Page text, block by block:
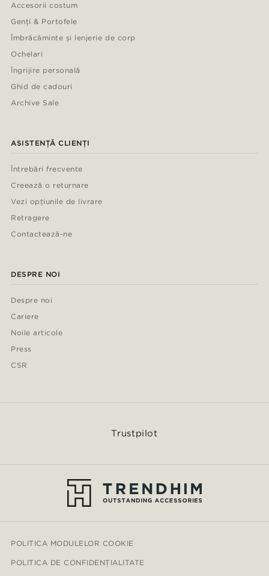
Accesorii costum
Genți & Portofele
Îmbrăcăminte și lenjerie de corp
Ochelari
Îngrijire personală
Ghid de cadouri
Archive Sale
ASISTENȚĂ CLIENȚI
Întrebări frecvente
Creează o returnare
Vezi opțiunile de livrare
Retragere
Contactează-ne
DESPRE NOI
Despre noi
Cariere
Noile articole
Press
CSR
Trustpilot
POLITICA MODULELOR COOKIE
POLITICA DE CONFIDENȚIALITATE